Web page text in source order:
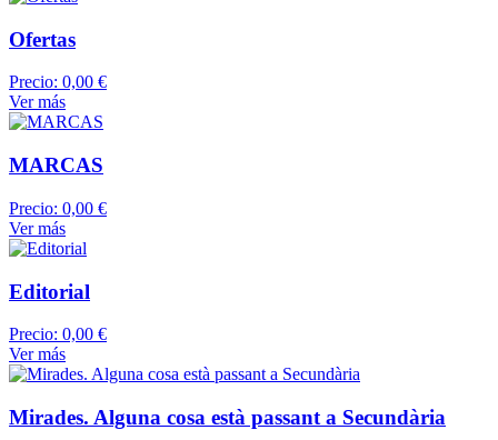
Ofertas
Precio: 0,00 €
Ver más
MARCAS
Precio: 0,00 €
Ver más
Editorial
Precio: 0,00 €
Ver más
Mirades. Alguna cosa està passant a Secundària